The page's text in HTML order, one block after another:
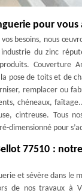
pour vous
besoins, nous
du zinc
Couverture
pose de toits et de
remplacer ou
chéneaux,
cintreuse. Tous
dimensionné pour
77510 :
et sévère dans le
de nos travaux à